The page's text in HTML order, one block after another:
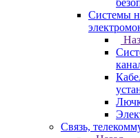
Системы
Связь,